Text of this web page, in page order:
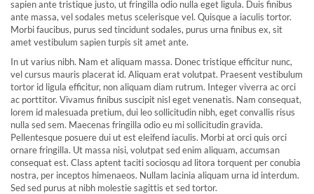
sapien ante tristique justo, ut fringilla odio nulla eget ligula. Duis finibus
ante massa, vel sodales metus scelerisque vel. Quisque a iaculis tortor.
Morbi faucibus, purus sed tincidunt sodales, purus urna finibus ex, sit
amet vestibulum sapien turpis sit amet ante.
In ut varius nibh. Nam et aliquam massa. Donec tristique efficitur nunc,
vel cursus mauris placerat id. Aliquam erat volutpat. Praesent vestibulum
tortor id ligula efficitur, non aliquam diam rutrum. Integer viverra ac orci
ac porttitor. Vivamus finibus suscipit nisl eget venenatis. Nam consequat,
lorem id malesuada pretium, dui leo sollicitudin nibh, eget convallis risus
nulla sed sem. Maecenas fringilla odio eu mi sollicitudin gravida.
Pellentesque posuere dui ut est eleifend iaculis. Morbi at orci quis orci
ornare fringilla. Ut massa nisi, volutpat sed enim aliquam, accumsan
consequat est. Class aptent taciti sociosqu ad litora torquent per conubia
nostra, per inceptos himenaeos. Nullam lacinia aliquam urna id interdum.
Sed sed purus at nibh molestie sagittis et sed tortor.